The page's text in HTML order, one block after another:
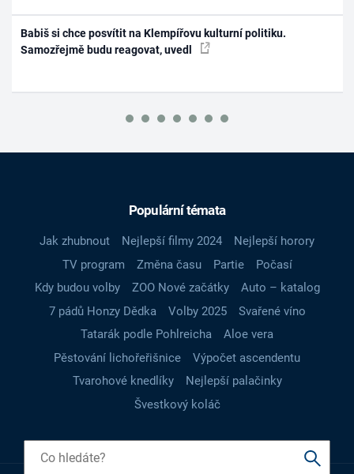
Babiš si chce posvítit na Klempířovu kulturní politiku.
Samozřejmě budu reagovat, uvedl
Populární témata
Jak zhubnout Nejlepší filmy 2024
Nejlepší horory
TV program
Změna času Partie
Počasí
Kdy budou volby
ZOO Nové začátky
Auto – katalog
7 pádů Honzy Dědka
Volby 2025
Svařené víno
Tatarák podle Pohlreicha
Aloe vera
Pěstování lichořeřišnice
Výpočet ascendentu
Tvarohové knedlíky
Nejlepší palačinky
Švestkový koláč